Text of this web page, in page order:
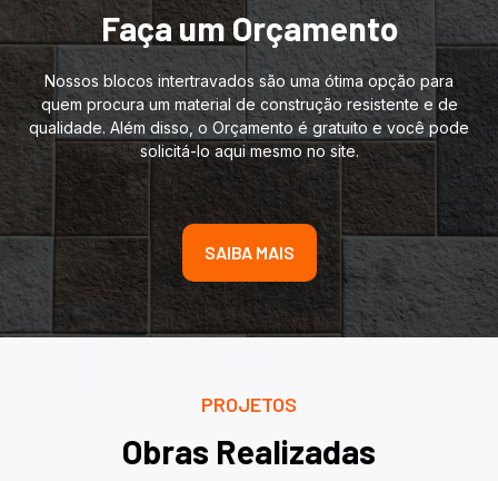
Faça um Orçamento
Nossos blocos intertravados são uma ótima opção para
quem procura um material de construção resistente e de
qualidade. Além disso, o Orçamento é gratuito e você pode
solicitá-lo aqui mesmo no site.
SAIBA MAIS
PROJETOS
Obras Realizadas